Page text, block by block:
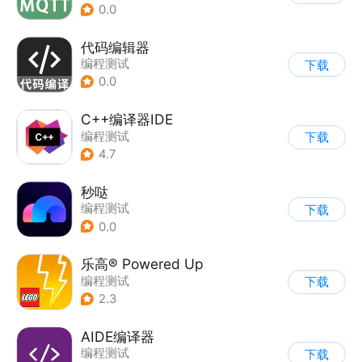
0.0
代码编辑器
编程测试
0.0
下载
C++编译器IDE
编程测试
4.7
下载
秒哒
编程测试
0.0
下载
乐高® Powered Up
编程测试
2.3
下载
AIDE编译器
编程测试
下载